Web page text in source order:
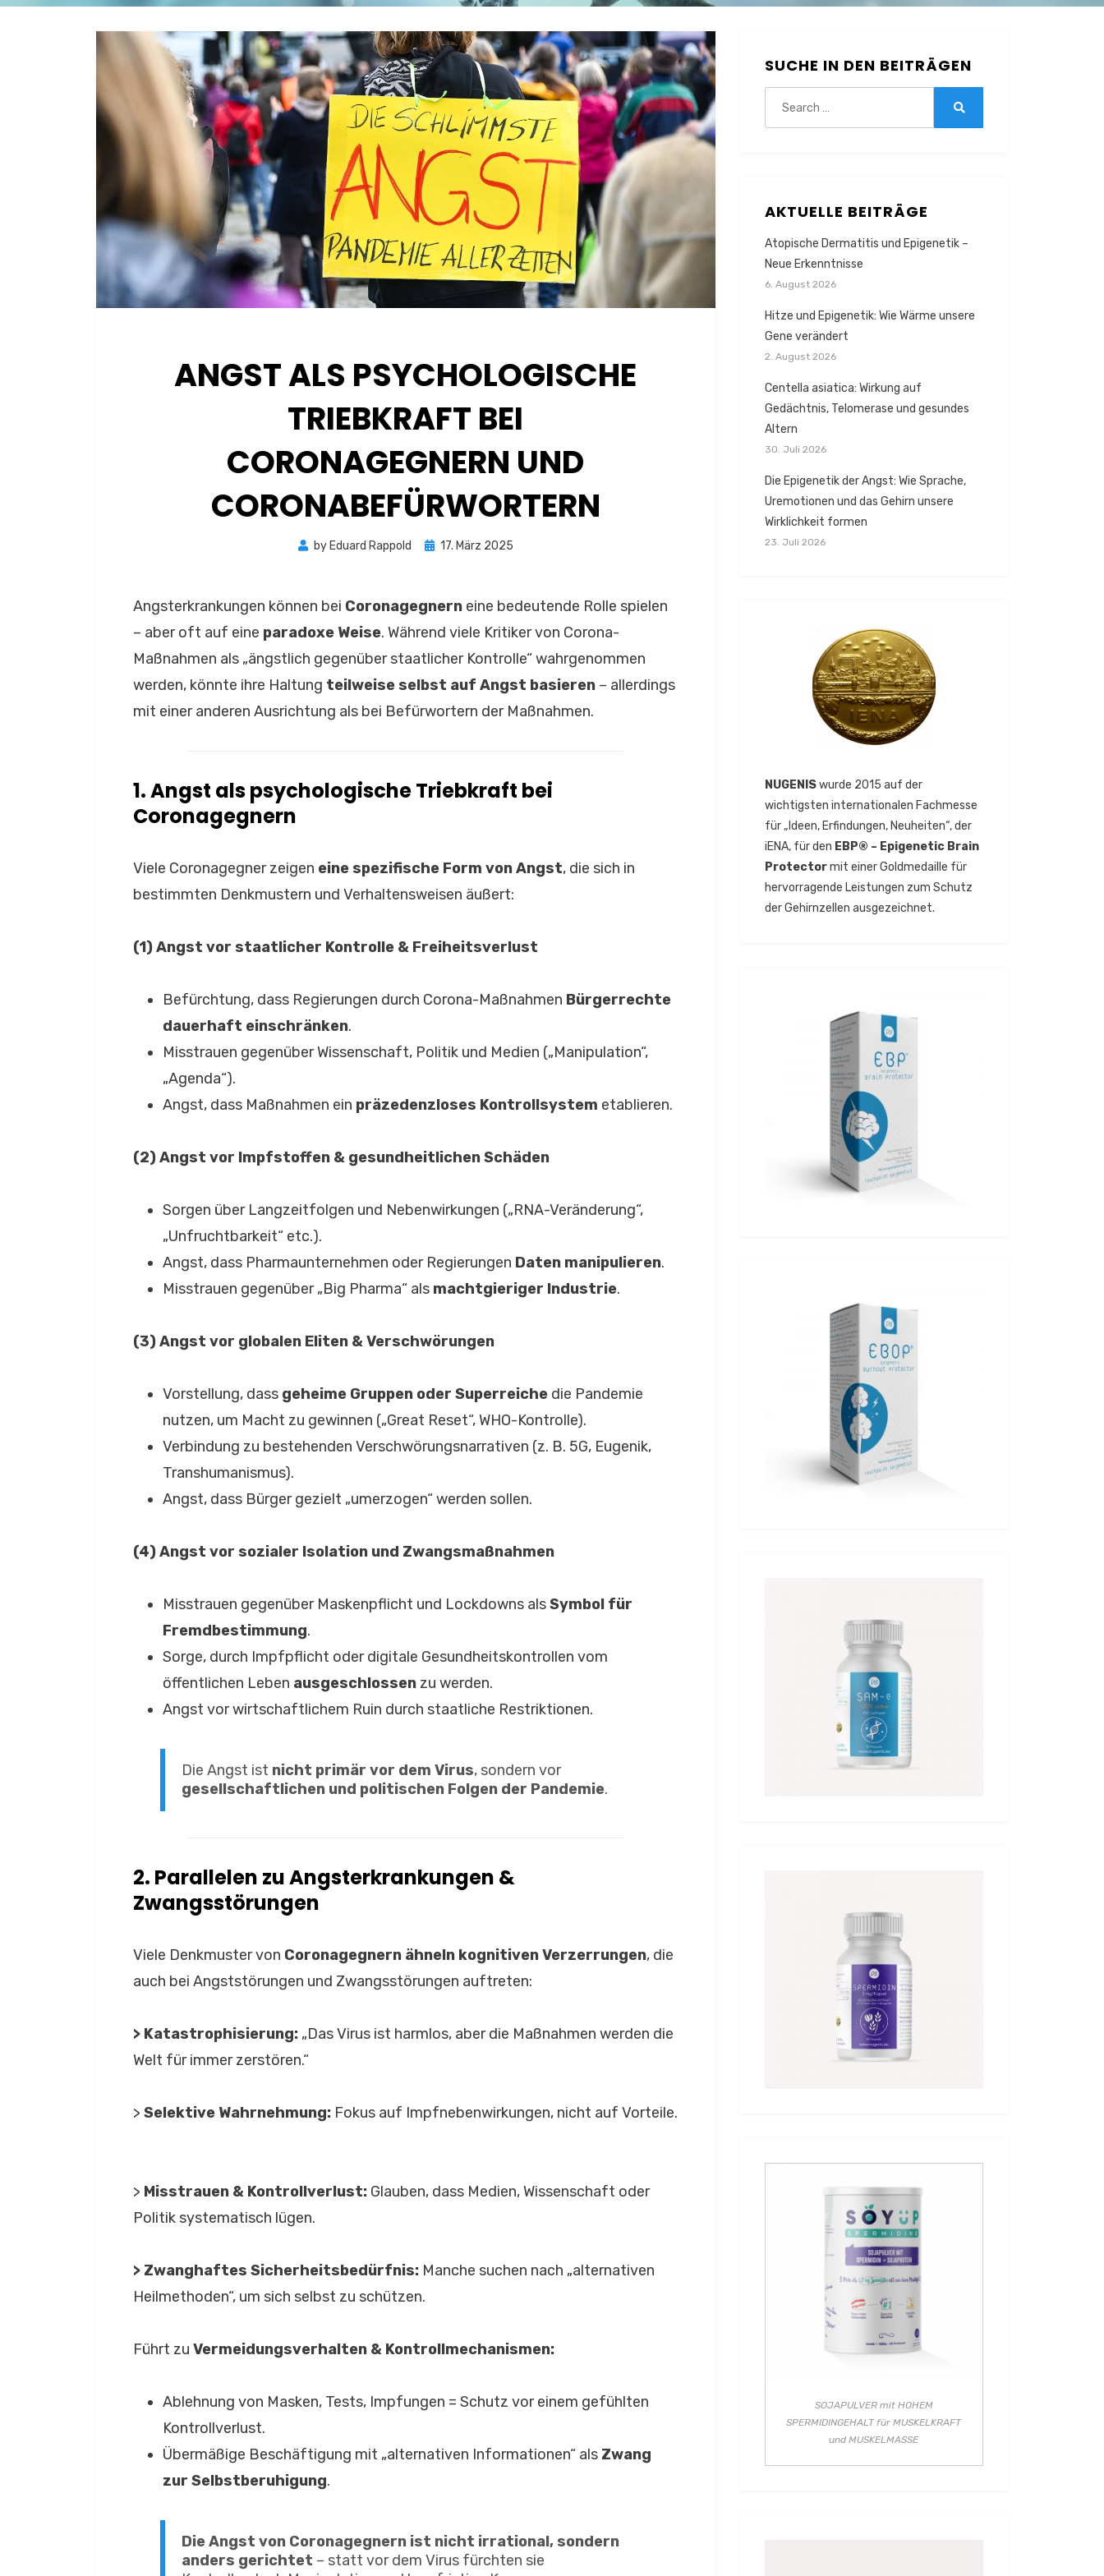
ANGST ALS PSYCHOLOGISCHE
TRIEBKRAFT BEI
CORONAGEGNERN UND
CORONABEFÜRWORTERN
by Eduard Rappold
Posted
17. März 2025
Angsterkrankungen können bei Coronagegnern eine bedeutende Rolle spielen
– aber oft auf eine paradoxe Weise. Während viele Kritiker von Corona-
Maßnahmen als „ängstlich gegenüber staatlicher Kontrolle“ wahrgenommen
werden, könnte ihre Haltung teilweise selbst auf Angst basieren – allerdings
mit einer anderen Ausrichtung als bei Befürwortern der Maßnahmen.
1. Angst als psychologische Triebkraft bei
Coronagegnern
Viele Coronagegner zeigen eine spezifische Form von Angst, die sich in
bestimmten Denkmustern und Verhaltensweisen äußert:
(1) Angst vor staatlicher Kontrolle & Freiheitsverlust
Befürchtung, dass Regierungen durch Corona-Maßnahmen Bürgerrechte
dauerhaft einschränken.
Misstrauen gegenüber Wissenschaft, Politik und Medien („Manipulation“,
„Agenda“).
Angst, dass Maßnahmen ein präzedenzloses Kontrollsystem etablieren.
(2) Angst vor Impfstoffen & gesundheitlichen Schäden
Sorgen über Langzeitfolgen und Nebenwirkungen („RNA-Veränderung“,
„Unfruchtbarkeit“ etc.).
Angst, dass Pharmaunternehmen oder Regierungen Daten manipulieren.
Misstrauen gegenüber „Big Pharma“ als machtgieriger Industrie.
(3) Angst vor globalen Eliten & Verschwörungen
Vorstellung, dass geheime Gruppen oder Superreiche die Pandemie
nutzen, um Macht zu gewinnen („Great Reset“, WHO-Kontrolle).
Verbindung zu bestehenden Verschwörungsnarrativen (z. B. 5G, Eugenik,
Transhumanismus).
Angst, dass Bürger gezielt „umerzogen“ werden sollen.
(4) Angst vor sozialer Isolation und Zwangsmaßnahmen
Misstrauen gegenüber Maskenpflicht und Lockdowns alsSymbol für
Fremdbestimmung.
Sorge, durch Impfpflicht oder digitale Gesundheitskontrollen vom
öffentlichen Leben ausgeschlossen zu werden.
Angst vor wirtschaftlichem Ruin durch staatliche Restriktionen.
Die Angst ist nicht primär vor dem Virus, sondern vor
gesellschaftlichen und politischen Folgen der Pandemie.
2. Parallelen zu Angsterkrankungen &
Zwangsstörungen
Viele Denkmuster von Coronagegnern ähneln kognitiven Verzerrungen, die
auch bei Angststörungen und Zwangsstörungen auftreten:
> Katastrophisierung: „Das Virus ist harmlos, aber die Maßnahmen werden die
Welt für immer zerstören.“
> Selektive Wahrnehmung: Fokus auf Impfnebenwirkungen, nicht auf Vorteile.
> Misstrauen & Kontrollverlust: Glauben, dass Medien, Wissenschaft oder
Politik systematisch lügen.
> Zwanghaftes Sicherheitsbedürfnis: Manche suchen nach „alternativen
Heilmethoden“, um sich selbst zu schützen.
Führt zu Vermeidungsverhalten & Kontrollmechanismen:
Ablehnung von Masken, Tests, Impfungen = Schutz vor einem gefühlten
Kontrollverlust.
Übermäßige Beschäftigung mit „alternativen Informationen“ als Zwang
zur Selbstberuhigung.
Die Angst von Coronagegnern ist nicht irrational, sondern
anders gerichtet – statt vor dem Virus fürchten sie
SUCHE IN DEN BEITRÄGEN
AKTUELLE BEITRÄGE
Atopische Dermatitis und Epigenetik –
Neue Erkenntnisse
6. August 2026
Hitze und Epigenetik: Wie Wärme unsere
Gene verändert
2. August 2026
Centella asiatica: Wirkung auf
Gedächtnis, Telomerase und gesundes
Altern
30. Juli 2026
Die Epigenetik der Angst: Wie Sprache,
Uremotionen und das Gehirn unsere
Wirklichkeit formen
23. Juli 2026
NUGENISwurde 2015 auf der
wichtigsten internationalen Fachmesse
für „Ideen, Erfindungen, Neuheiten“, der
iENA, für den EBP® – Epigenetic Brain
Protectormit einer Goldmedaille für
hervorragende Leistungen zum Schutz
der Gehirnzellen ausgezeichnet.
SOJAPULVER mit HOHEM
SPERMIDINGEHALT für MUSKELKRAFT
und MUSKELMASSE